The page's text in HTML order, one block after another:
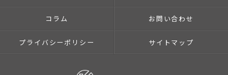
コラム お問い合わせ
プライバシーポリシー サイトマップ